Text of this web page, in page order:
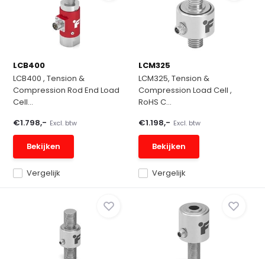
LCB400
LCB400 , Tension &
Compression Rod End Load
Cell...
Vergelijk
€1.798,- Excl. btw
Bekijken
LCM325
LCM325, Tension &
Compression Load Cell ,
RoHS C...
Vergelijk
€1.198,- Excl. btw
Bekijken